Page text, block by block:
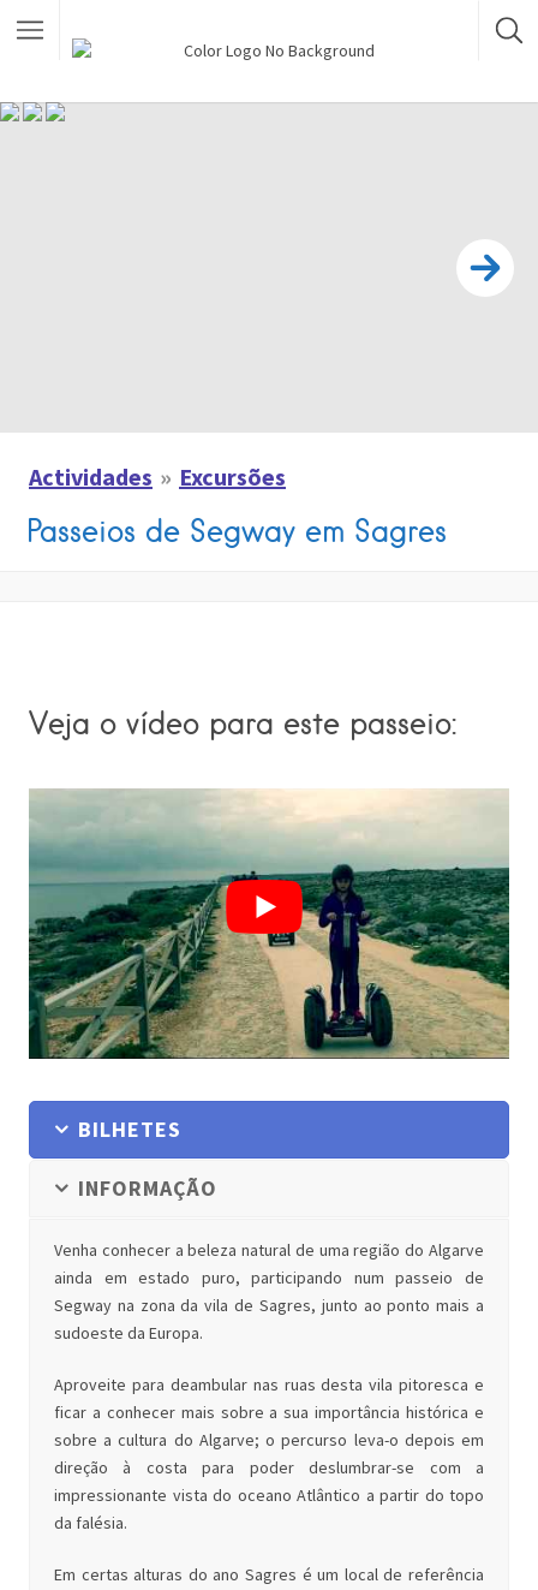
Actividades Excursões
Passeios de Segway em Sagres
Veja o vídeo para este passeio:
BILHETES
INFORMAÇÃO
Venha conhecer a beleza natural de uma região do Algarve
ainda em estado puro, participando num passeio de
Segway na zona da vila de Sagres, junto ao ponto mais a
sudoeste da Europa.
Aproveite para deambular nas ruas desta vila pitoresca e
ficar a conhecer mais sobre a sua importância histórica e
sobre a cultura do Algarve; o percurso leva-o depois em
direção à costa para poder deslumbrar-se com a
impressionante vista do oceano Atlântico a partir do topo
da falésia.
Em certas alturas do ano Sagres é um local de referência